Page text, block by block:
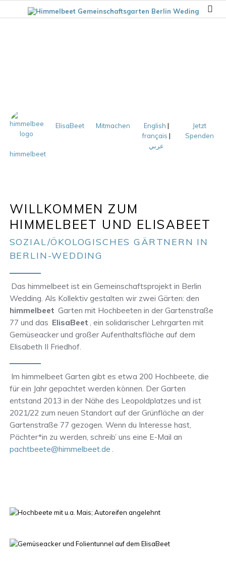
himmelbeet
ElisaBeet Mitmachen English |
français |
عربي
Jetzt
Spenden
WILLKOMMEN ZUM
HIMMELBEET UND ELISABEET
SOZIAL/ÖKOLOGISCHES GÄRTNERN IN
BERLIN-WEDDING
Das himmelbeet ist ein Gemeinschaftsprojekt in Berlin
Wedding. Als Kollektiv gestalten wir zwei Gärten: den
himmelbeet Garten mit Hochbeeten in der Gartenstraße
77 und das ElisaBeet , ein solidarischer Lehrgarten mit
Gemüseacker und großer Aufenthaltsfläche auf dem
Elisabeth II Friedhof.
Im himmelbeet Garten gibt es etwa 200 Hochbeete, die
für ein Jahr gepachtet werden können. Der Garten
entstand 2013 in der Nähe des Leopoldplatzes und ist
2021/22 zum neuen Standort auf der Grünfläche an der
Gartenstraße 77 gezogen. Wenn du Interesse hast,
Pächter*in zu werden, schreib’ uns eine E-Mail an
pachtbeete@himmelbeet.de .